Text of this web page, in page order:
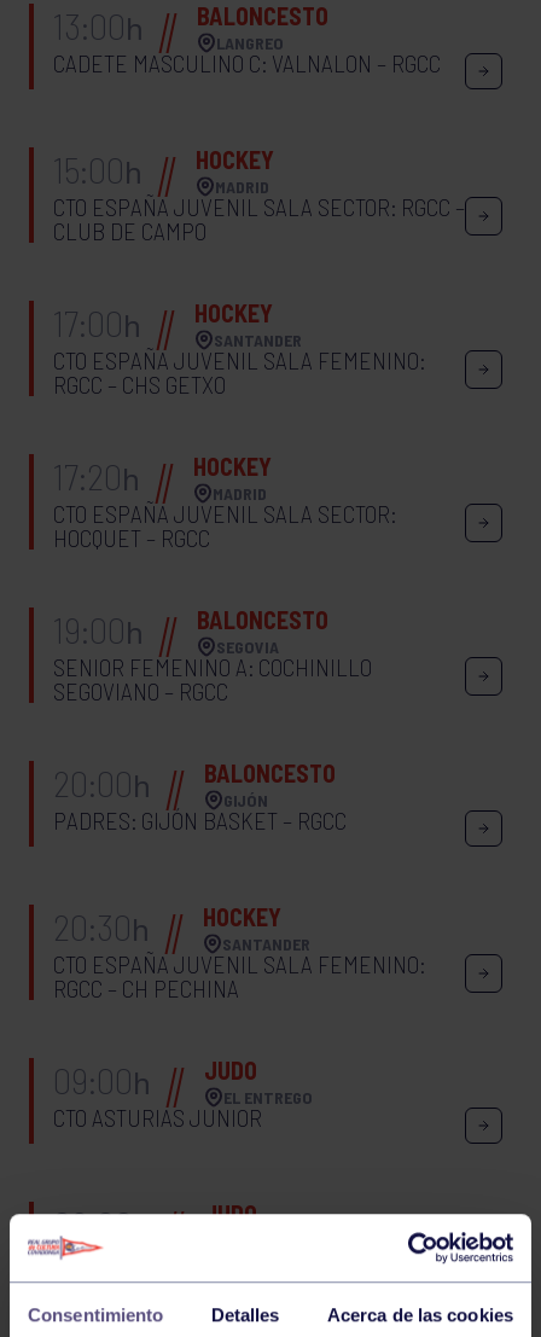
Consentimiento Detalles Acerca de las cookies
13:00h BALONCESTO
LANGREO
CADETE MASCULINO C: VALNALON – RGCC
15:00h HOCKEY
MADRID
CTO ESPAÑA JUVENIL SALA SECTOR: RGCC –
CLUB DE CAMPO
17:00h HOCKEY
SANTANDER
CTO ESPAÑA JUVENIL SALA FEMENINO:
RGCC – CHS GETXO
17:20h HOCKEY
MADRID
CTO ESPAÑA JUVENIL SALA SECTOR:
HOCQUET – RGCC
19:00h BALONCESTO
SEGOVIA
SENIOR FEMENINO A: COCHINILLO
SEGOVIANO – RGCC
20:00h BALONCESTO
GIJÓN
PADRES: GIJÓN BASKET – RGCC
20:30h HOCKEY
SANTANDER
CTO ESPAÑA JUVENIL SALA FEMENINO:
RGCC – CH PECHINA
09:00h JUDO
EL ENTREGO
CTO ASTURIAS JUNIOR
09:00h JUDO
CTO ASTURIAS UNIVERSITARIO